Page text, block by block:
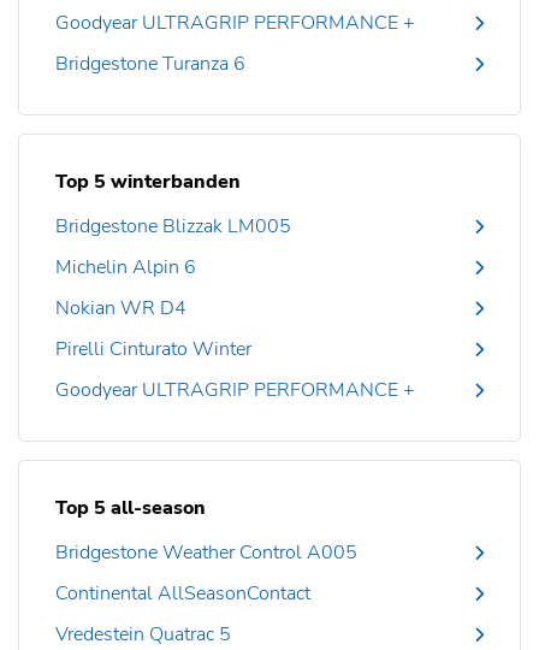
Goodyear ULTRAGRIP PERFORMANCE +
Bridgestone Turanza 6
Top 5 winterbanden
Bridgestone Blizzak LM005
Michelin Alpin 6
Nokian WR D4
Pirelli Cinturato Winter
Goodyear ULTRAGRIP PERFORMANCE +
Top 5 all-season
Bridgestone Weather Control A005
Continental AllSeasonContact
Vredestein Quatrac 5